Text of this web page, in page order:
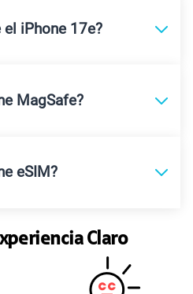
el iPhone 17e?
MagSafe?
eSIM?
Claro